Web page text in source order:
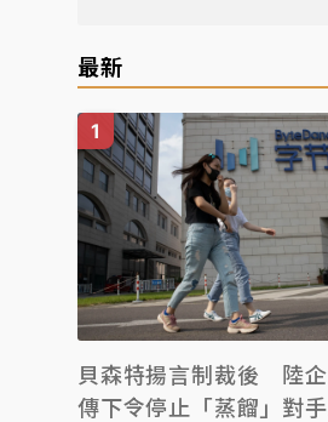
最新
貝森特揚言制裁後 陸
傳下令停止「蒸餾」對